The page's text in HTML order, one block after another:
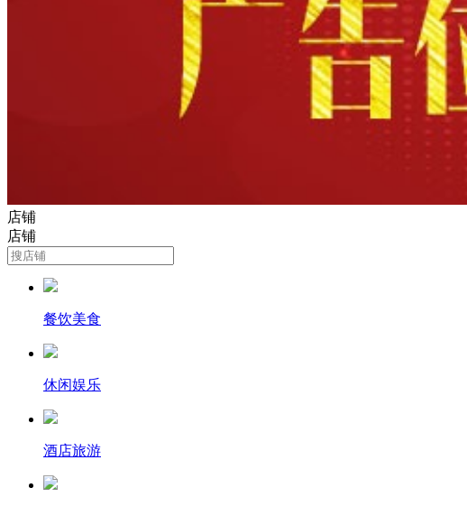
店铺
店铺
餐饮美食
休闲娱乐
酒店旅游